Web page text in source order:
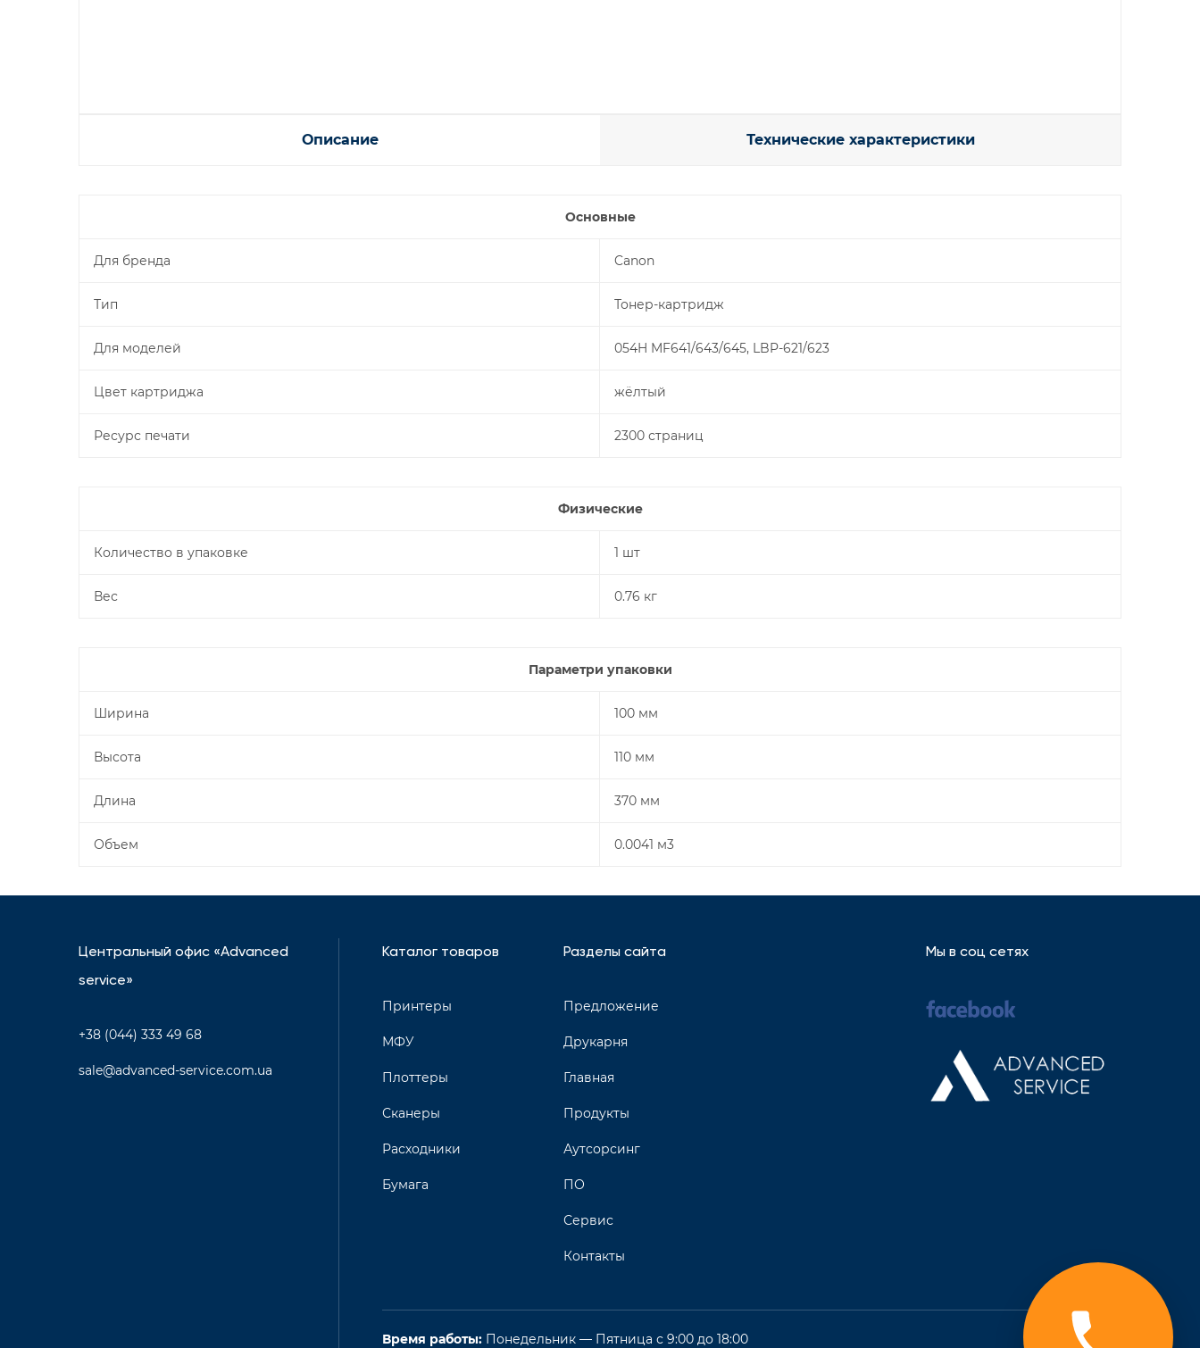
Описание Технические характеристики
Основные
Для бренда Canon
Тип Тонер-картридж
Для моделей 054H MF641/643/645, LBP-621/623
Цвет картриджа жёлтый
Ресурс печати 2300 страниц
Физические
Количество в упаковке 1 шт
Вес 0.76 кг
Параметри упаковки
Ширина 100 мм
Высота 110 мм
Длина 370 мм
Объем 0.0041 м3
Центральный офис «Advanced
service»
+38 (044) 333 49 68
sale@advanced-service.com.ua
Каталог товаров
Принтеры
МФУ
Плоттеры
Сканеры
Расходники
Бумага
Разделы сайта
Предложение
Друкарня
Главная
Продукты
Аутсорсинг
ПО
Сервис
Контакты
Мы в соц сетях
Время работы: Понедельник — Пятница с 9:00 до 18:00